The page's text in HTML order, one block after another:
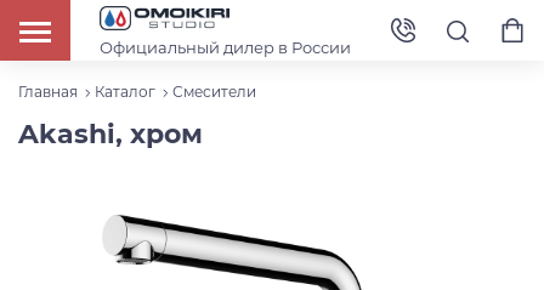
Официальный дилер в России
Главная Каталог Смесители
Akashi, хром